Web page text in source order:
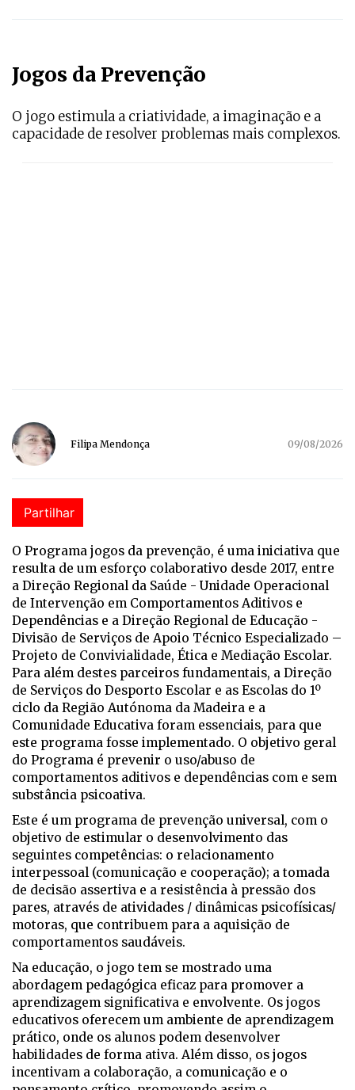
Jogos da Prevenção
O jogo estimula a criatividade, a imaginação e a
capacidade de resolver problemas mais complexos.
Filipa Mendonça 09/08/2026
Partilhar
O Programa jogos da prevenção, é uma iniciativa que
resulta de um esforço colaborativo desde 2017, entre
a Direção Regional da Saúde - Unidade Operacional
de Intervenção em Comportamentos Aditivos e
Dependências e a Direção Regional de Educação -
Divisão de Serviços de Apoio Técnico Especializado –
Projeto de Convivialidade, Ética e Mediação Escolar.
Para além destes parceiros fundamentais, a Direção
de Serviços do Desporto Escolar e as Escolas do 1º
ciclo da Região Autónoma da Madeira e a
Comunidade Educativa foram essenciais, para que
este programa fosse implementado. O objetivo geral
do Programa é prevenir o uso/abuso de
comportamentos aditivos e dependências com e sem
substância psicoativa.
Este é um programa de prevenção universal, com o
objetivo de estimular o desenvolvimento das
seguintes competências: o relacionamento
interpessoal (comunicação e cooperação); a tomada
de decisão assertiva e a resistência à pressão dos
pares, através de atividades / dinâmicas psicofísicas/
motoras, que contribuem para a aquisição de
comportamentos saudáveis.​
Na educação, o jogo tem se mostrado uma
abordagem pedagógica eficaz para promover a
aprendizagem significativa e envolvente. Os jogos
educativos oferecem um ambiente de aprendizagem
prático, onde os alunos podem desenvolver
habilidades de forma ativa. Além disso, os jogos
incentivam a colaboração, a comunicação e o